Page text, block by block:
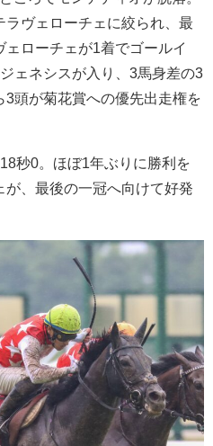
ヴェローチェに絞られ、最
ローチェが1着でゴールイ
ェネシスが入り、3馬身差の3
頭が菊花賞への優先出走権を
秒0。ほぼ1年ぶりに勝利を
、最後の一冠へ向けて好発